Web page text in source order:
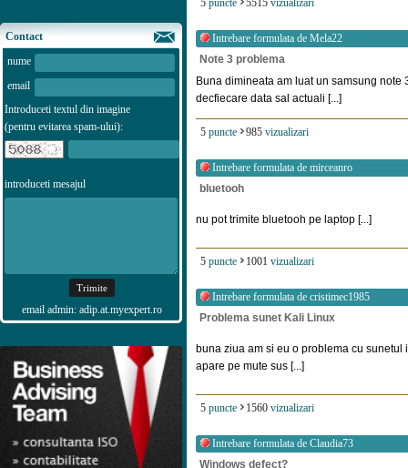
Contact
nume
email
Introduceti textul din imagine
(pentru evitarea spam-ului):
introduceti mesajul
email admin: adip.at.myexpert.ro
5 puncte 5515 vizualizari
Intrebare formulata de Mela22
Note 3 problema
Buna dimineata am luat un samsung
decfiecare data sal actuali [...]
5 puncte 985 vizualizari
Intrebare formulata de mirceanro
bluetooh
nu pot trimite bluetooh pe laptop [...]
5 puncte 1001 vizualizari
Intrebare formulata de cristimec1985
Problema sunet Kali Linux
buna ziua am si eu o problema cu
apare pe mute sus [...]
5 puncte 1560 vizualizari
Intrebare formulata de Claudia73
Windows defect?